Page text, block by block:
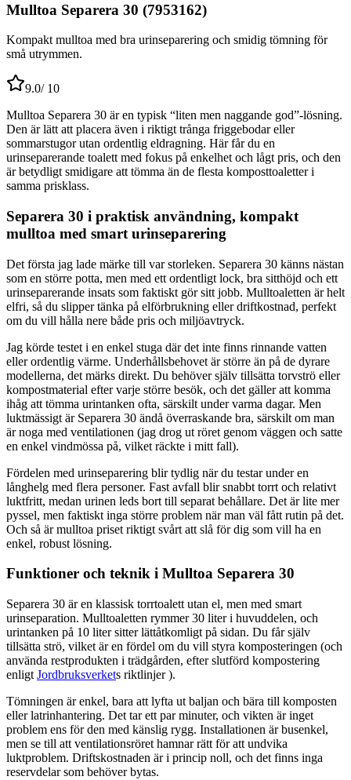
Mulltoa Separera 30 (7953162)
Kompakt mulltoa med bra urinseparering och smidig tömning för
små utrymmen.
9.0/ 10
Mulltoa Separera 30 är en typisk “liten men naggande god”-lösning.
Den är lätt att placera även i riktigt trånga friggebodar eller
sommarstugor utan ordentlig eldragning. Här får du en
urinseparerande toalett med fokus på enkelhet och lågt pris, och den
är betydligt smidigare att tömma än de flesta komposttoaletter i
samma prisklass.
Separera 30 i praktisk användning, kompakt
mulltoa med smart urinseparering
Det första jag lade märke till var storleken. Separera 30 känns nästan
som en större potta, men med ett ordentligt lock, bra sitthöjd och ett
urinseparerande insats som faktiskt gör sitt jobb. Mulltoaletten är helt
elfri, så du slipper tänka på elförbrukning eller driftkostnad, perfekt
om du vill hålla nere både pris och miljöavtryck.
Jag körde testet i en enkel stuga där det inte finns rinnande vatten
eller ordentlig värme. Underhållsbehovet är större än på de dyrare
modellerna, det märks direkt. Du behöver själv tillsätta torvströ eller
kompostmaterial efter varje större besök, och det gäller att komma
ihåg att tömma urintanken ofta, särskilt under varma dagar. Men
luktmässigt är Separera 30 ändå överraskande bra, särskilt om man
är noga med ventilationen (jag drog ut röret genom väggen och satte
en enkel vindmössa på, vilket räckte i mitt fall).
Fördelen med urinseparering blir tydlig när du testar under en
långhelg med flera personer. Fast avfall blir snabbt torrt och relativt
luktfritt, medan urinen leds bort till separat behållare. Det är lite mer
pyssel, men faktiskt inga större problem när man väl fått rutin på det.
Och så är mulltoa priset riktigt svårt att slå för dig som vill ha en
enkel, robust lösning.
Funktioner och teknik i Mulltoa Separera 30
Separera 30 är en klassisk torrtoalett utan el, men med smart
urinseparation. Mulltoaletten rymmer 30 liter i huvuddelen, och
urintanken på 10 liter sitter lättåtkomligt på sidan. Du får själv
tillsätta strö, vilket är en fördel om du vill styra komposteringen (och
använda restprodukten i trädgården, efter slutförd kompostering
enligt Jordbruksverkets riktlinjer ).
Tömningen är enkel, bara att lyfta ut baljan och bära till komposten
eller latrinhantering. Det tar ett par minuter, och vikten är inget
problem ens för den med känslig rygg. Installationen är busenkel,
men se till att ventilationsröret hamnar rätt för att undvika
luktproblem. Driftskostnaden är i princip noll, och det finns inga
reservdelar som behöver bytas.